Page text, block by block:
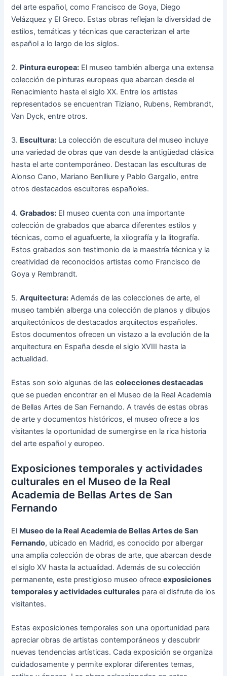
del arte español, como Francisco de Goya, Diego
Velázquez y El Greco. Estas obras reflejan la diversidad de
estilos, temáticas y técnicas que caracterizan el arte
español a lo largo de los siglos.
2. Pintura europea: El museo también alberga una extensa
colección de pinturas europeas que abarcan desde el
Renacimiento hasta el siglo XX. Entre los artistas
representados se encuentran Tiziano, Rubens, Rembrandt,
Van Dyck, entre otros.
3. Escultura: La colección de escultura del museo incluye
una variedad de obras que van desde la antigüedad clásica
hasta el arte contemporáneo. Destacan las esculturas de
Alonso Cano, Mariano Benlliure y Pablo Gargallo, entre
otros destacados escultores españoles.
4.Grabados: El museo cuenta con una importante
colección de grabados que abarca diferentes estilos y
técnicas, como el aguafuerte, la xilografía y la litografía.
Estos grabados son testimonio de la maestría técnica y la
creatividad de reconocidos artistas como Francisco de
Goya y Rembrandt.
5.Arquitectura: Además de las colecciones de arte, el
museo también alberga una colección de planos y dibujos
arquitectónicos de destacados arquitectos españoles.
Estos documentos ofrecen un vistazo a la evolución de la
arquitectura en España desde el siglo XVIII hasta la
actualidad.
Estas son solo algunas de lascolecciones destacadas
que se pueden encontrar en el Museo de la Real Academia
de Bellas Artes de San Fernando. A través de estas obras
de arte y documentos históricos, el museo ofrece a los
visitantes la oportunidad de sumergirse en la rica historia
del arte español y europeo.
Exposiciones temporales y actividades
culturales en el Museo de la Real
Academia de Bellas Artes de San
Fernando
El Museo de la Real Academia de Bellas Artes de San
Fernando, ubicado en Madrid, es conocido por albergar
una amplia colección de obras de arte, que abarcan desde
el siglo XV hasta la actualidad. Además de su colección
permanente, este prestigioso museo ofreceexposiciones
temporales y actividades culturales para el disfrute de los
visitantes.
Estas exposiciones temporales son una oportunidad para
apreciar obras de artistas contemporáneos y descubrir
nuevas tendencias artísticas. Cada exposición se organiza
cuidadosamente y permite explorar diferentes temas,